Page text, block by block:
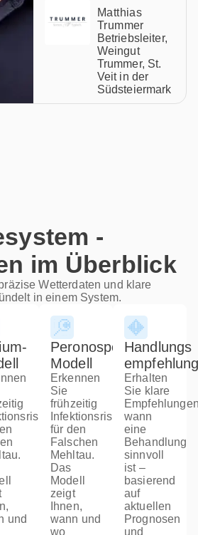
Matthias
Trummer
Betriebsleiter,
Weingut
Trummer, St.
Veit in der
Südsteiermark
-
im Überblick
Wetterdaten und klare
in einem System.
und
Peronospora-
Modell
Erkennen
Sie
frühzeitig
Infektionsrisiken
für den
Falschen
Mehltau.
Das
Modell
zeigt
Ihnen,
wann und
wo
Handlungs​
Erhalten
Sie klare
wann
eine
Behandlung
sinnvoll
ist –
basierend
auf
aktuellen
Prognosen
und